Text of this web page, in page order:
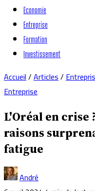
Economie
Entreprise
Formation
Investissement
Accueil/Articles/
Entreprise
L'Oréal en crise
raisons
fatigue
André